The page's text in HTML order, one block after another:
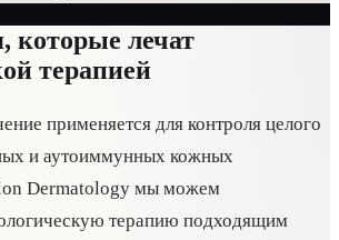
которые лечат
терапией
применяется для контроля целого
и аутоиммунных кожных
Dermatology мы можем
терапию подходящим